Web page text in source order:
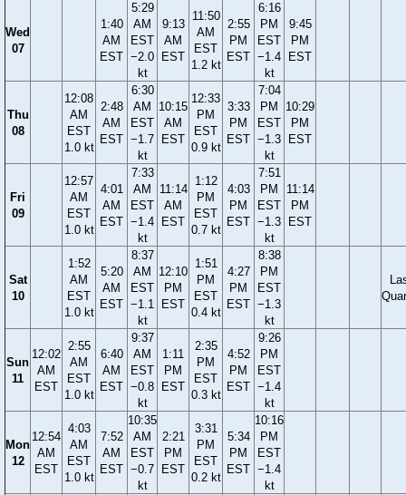
Wed
07
1:40
AM
EST
5:29
AM
EST
−2.0
kt
9:13
AM
EST
11:50
AM
EST
1.2 kt
2:55
PM
EST
6:16
PM
EST
−1.4
kt
9:45
PM
EST
Thu
08
12:08
AM
EST
1.0 kt
2:48
AM
EST
6:30
AM
EST
−1.7
kt
10:15
AM
EST
12:33
PM
EST
0.9 kt
3:33
PM
EST
7:04
PM
EST
−1.3
kt
10:29
PM
EST
Fri
09
12:57
AM
EST
1.0 kt
4:01
AM
EST
7:33
AM
EST
−1.4
kt
11:14
AM
EST
1:12
PM
EST
0.7 kt
4:03
PM
EST
7:51
PM
EST
−1.3
kt
11:14
PM
EST
Sat
10
1:52
AM
EST
1.0 kt
5:20
AM
EST
8:37
AM
EST
−1.1
kt
12:10
PM
EST
1:51
PM
EST
0.4 kt
4:27
PM
EST
8:38
PM
EST
−1.3
kt
Sun
11
12:02
AM
EST
2:55
AM
EST
1.0 kt
6:40
AM
EST
9:37
AM
EST
−0.8
kt
1:11
PM
EST
2:35
PM
EST
0.3 kt
4:52
PM
EST
9:26
PM
EST
−1.4
kt
Mon
12
12:54
AM
EST
4:03
AM
EST
1.0 kt
7:52
AM
EST
10:35
AM
EST
−0.7
kt
2:21
PM
EST
3:31
PM
EST
0.2 kt
5:34
PM
EST
10:16
PM
EST
−1.4
kt